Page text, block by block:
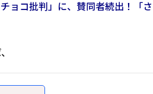
ョコ批判」に、賛同者続出！「さ